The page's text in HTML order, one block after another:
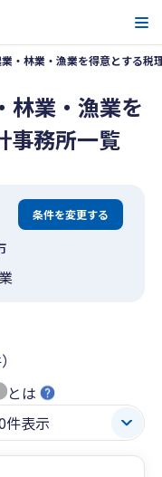
業・林業・漁業を得意とする税
林業・漁業を
事務所一覧
条件を変更する
とは